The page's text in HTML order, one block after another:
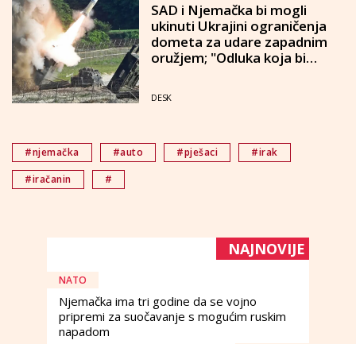
SAD i Njemačka bi mogli
ukinuti Ukrajini ograničenja
dometa za udare zapadnim
oružjem; "Odluka koja bi
DESK
#njemačka #auto #pješaci
#irak
#iračanin
#
NAJNOVIJE
NATO
Njemačka ima tri godine da se vojno
pripremi za suočavanje s mogućim ruskim
napadom